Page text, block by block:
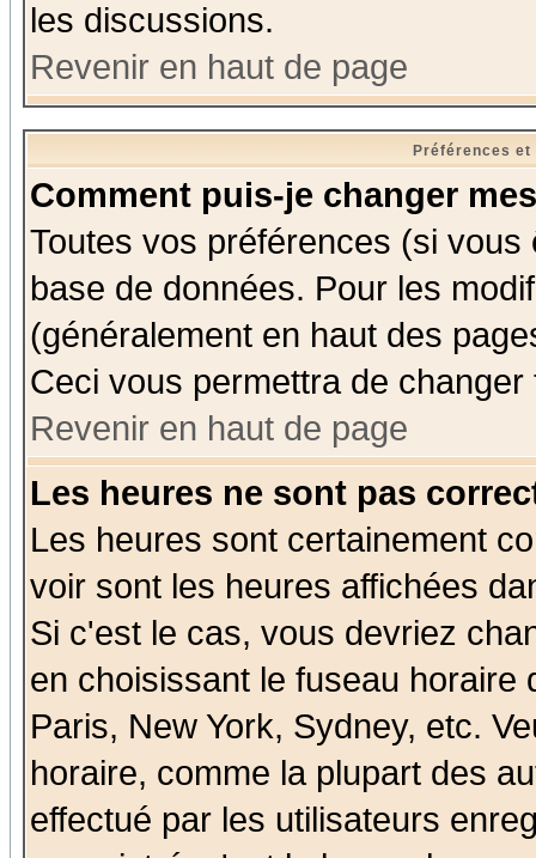
les discussions.
Revenir en haut de page
Préférences
Comment puis-je changer
Toutes vos préférences (si
base de données. Pour les
(généralement en haut des
Ceci vous permettra de
Revenir en haut de page
Les heures ne sont pas
Les heures sont certainement
voir sont les heures affichées
Si c'est le cas, vous devriez
en choisissant le fuseau
Paris, New York, Sydney, etc.
horaire, comme la plupart des
effectué par les utilisateurs